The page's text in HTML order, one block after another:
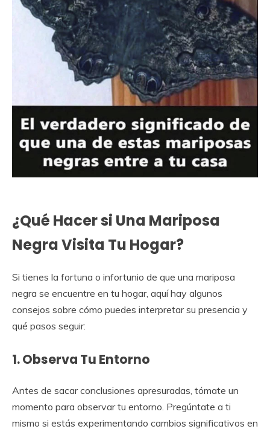
¿Qué Hacer si Una Mariposa
Negra Visita Tu Hogar?
Si tienes la fortuna o infortunio de que una mariposa
negra se encuentre en tu hogar, aquí hay algunos
consejos sobre cómo puedes interpretar su presencia y
qué pasos seguir:
1. Observa Tu Entorno
Antes de sacar conclusiones apresuradas, tómate un
momento para observar tu entorno. Pregúntate a ti
mismo si estás experimentando cambios significativos en